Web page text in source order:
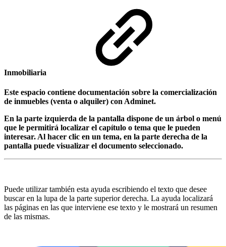
Inmobiliaria
Este espacio contiene documentación sobre la comercialización
de inmuebles (venta o alquiler) con Adminet.
En la parte izquierda de la pantalla dispone de un árbol o menú
que le permitirá localizar el capítulo o tema que le pueden
interesar. Al hacer clic en un tema, en la parte derecha de la
pantalla puede visualizar el documento seleccionado.
Puede utilizar también esta ayuda escribiendo el texto que desee
buscar en la lupa de la parte superior derecha. La ayuda localizará
las páginas en las que interviene ese texto y le mostrará un resumen
de las mismas.